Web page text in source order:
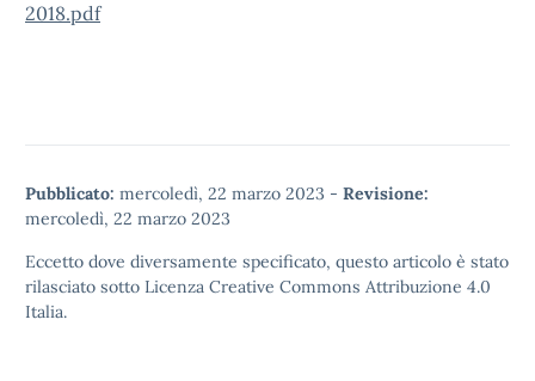
2018.pdf
Pubblicato: mercoledì, 22 marzo 2023 - Revisione:
mercoledì, 22 marzo 2023
Eccetto dove diversamente specificato, questo articolo è stato
rilasciato sotto Licenza Creative Commons Attribuzione 4.0
Italia.